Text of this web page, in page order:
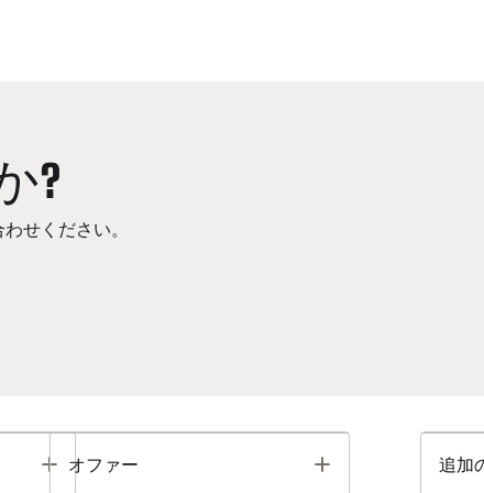
?
せください。
Toggle
オファー Toggle 追加